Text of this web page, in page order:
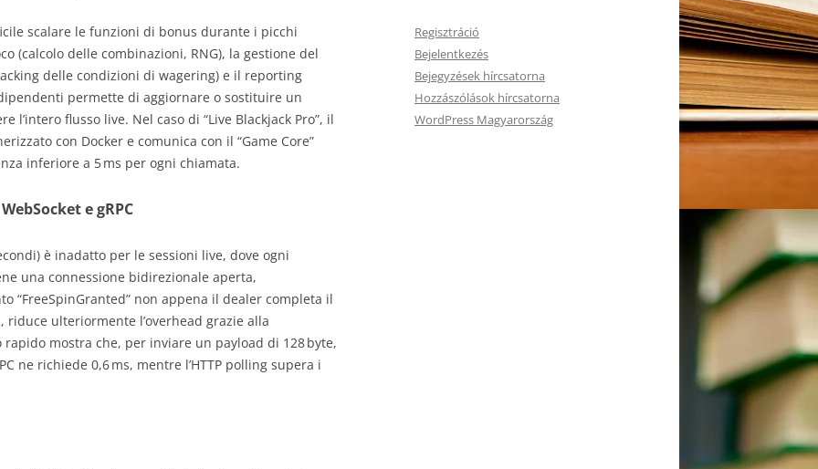
scalare le funzioni di bonus durante i picchi
(calcolo delle combinazioni, RNG), la gestione del
delle condizioni di wagering) e il reporting
permette di aggiornare o sostituire un
l’intero flusso live. Nel caso di “Live Blackjack Pro”, il
con Docker e comunica con il “Game Core”
inferiore a 5 ms per ogni chiamata.
e gRPC
è inadatto per le sessioni live, dove ogni
una connessione bidirezionale aperta,
“FreeSpinGranted” non appena il dealer completa il
riduce ulteriormente l’overhead grazie alla
mostra che, per inviare un payload di 128 byte,
ne richiede 0,6 ms, mentre l’HTTP polling supera i
Regisztráció
Bejelentkezés
Bejegyzések hírcsatorna
Hozzászólások hírcsatorna
WordPress Magyarország